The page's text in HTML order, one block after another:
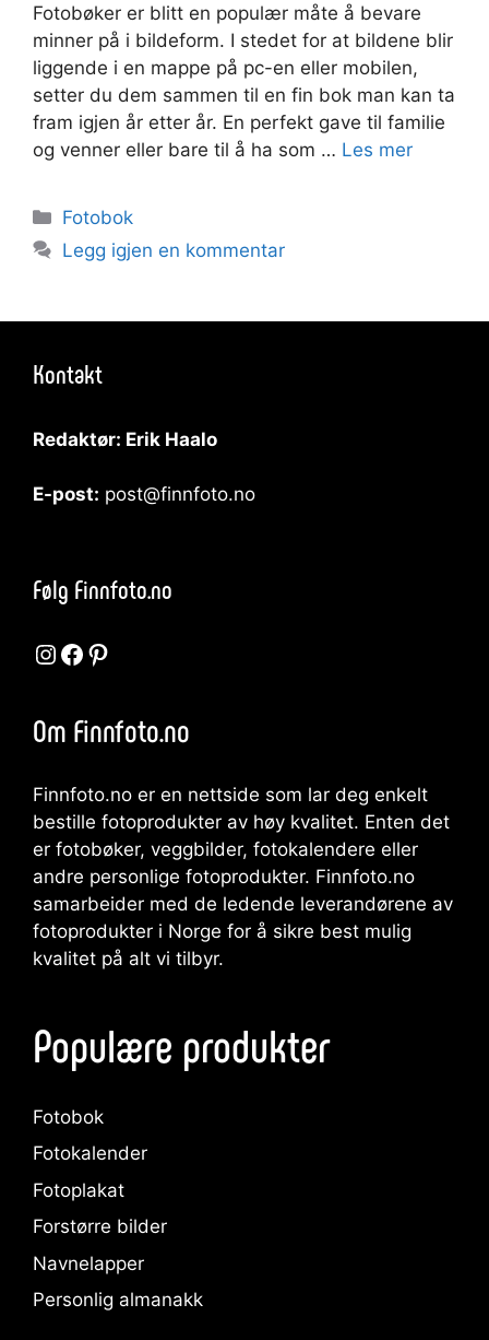
Fotobøker er blitt en populær måte å bevare
minner på i bildeform. I stedet for at bildene blir
liggende i en mappe på pc-en eller mobilen,
setter du dem sammen til en fin bok man kan ta
fram igjen år etter år. En perfekt gave til familie
og venner eller bare til å ha som … Les mer
Kategorier
Fotobok
Legg igjen en kommentar
Kontakt
Redaktør: Erik Haalo
E-post: post@finnfoto.no
Følg Finnfoto.no
Instagram
Facebook
Pinterest
Om Finnfoto.no
Finnfoto.no er en nettside som lar deg enkelt
bestille fotoprodukter av høy kvalitet. Enten det
er fotobøker, veggbilder, fotokalendere eller
andre personlige fotoprodukter. Finnfoto.no
samarbeider med de ledende leverandørene av
fotoprodukter i Norge for å sikre best mulig
kvalitet på alt vi tilbyr.
Populære produkter
Fotobok
Fotokalender
Fotoplakat
Forstørre bilder
Navnelapper
Personlig almanakk